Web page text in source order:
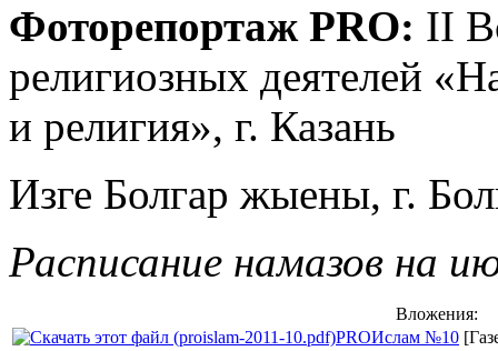
Фоторепортаж PRO: II
религиозных деятелей
и религия», г. Казань
Изге Болгар жыены, г.
Расписание намазов на
Вложения:
PROИслам №10